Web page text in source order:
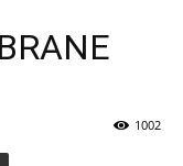
1002